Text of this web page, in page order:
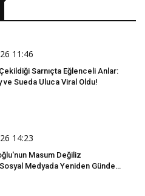
11:46
Sarnıçta Eğlenceli Anlar:
ve Sueda Uluca Viral Oldu!
14:23
Masum Değiliz
Medyada Yeniden Gündem